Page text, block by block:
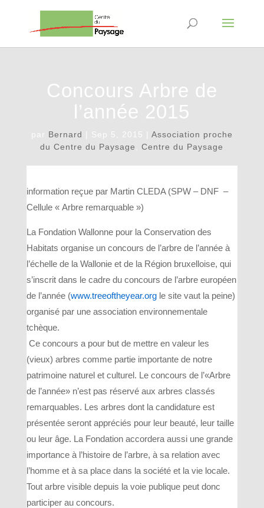
Concours Arbre de
l’année 2015
par Bernard Sep 5, 2015
Association proche
du Centre du Paysage
,Centre du Paysage
information reçue par Martin CLEDA (SPW – DNF –
Cellule « Arbre remarquable »)
La Fondation Wallonne pour la Conservation des
Habitats organise un concours de l’arbre de l’année à
l’échelle de la Wallonie et de la Région bruxelloise, qui
s’inscrit dans le cadre du concours de l’arbre européen
de l’année (www.treeoftheyear.orgle site vaut la peine)
organisé par une association environnementale
tchèque.
Ce concours a pour but de mettre en valeur les
(vieux) arbres comme partie importante de notre
patrimoine naturel et culturel. Le concours de l’«Arbre
de l’année» n’est pas réservé aux arbres classés
remarquables. Les arbres dont la candidature est
présentée seront appréciés pour leur beauté, leur taille
ou leur âge. La Fondation accordera aussi une grande
importance à l’histoire de l’arbre, à sa relation avec
l’homme et à sa place dans la société et la vie locale.
Tout arbre visible depuis la voie publique peut donc
participer au concours.